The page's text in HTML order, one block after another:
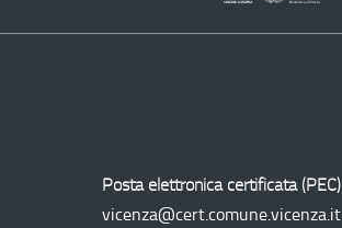
Operativo
Posta elettronica certificata (PEC)
vicenza@cert.comune.vicenza.it